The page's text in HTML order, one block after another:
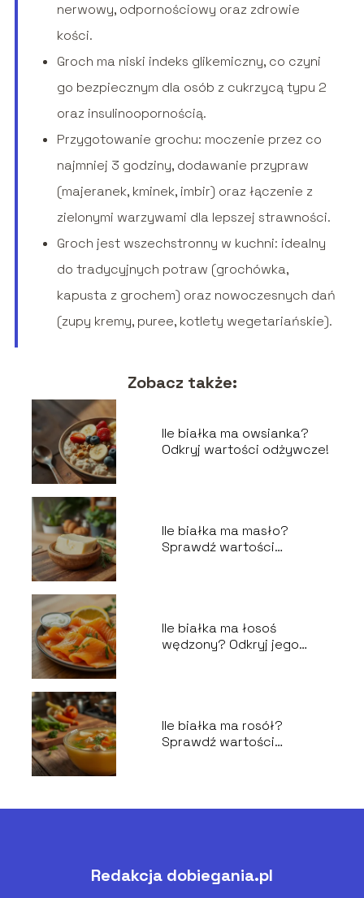
nerwowy, odpornościowy oraz zdrowie
kości.
Groch ma niski indeks glikemiczny, co czyni
go bezpiecznym dla osób z cukrzycą typu 2
oraz insulinoopornością.
Przygotowanie grochu: moczenie przez co
najmniej 3 godziny, dodawanie przypraw
(majeranek, kminek, imbir) oraz łączenie z
zielonymi warzywami dla lepszej strawności.
Groch jest wszechstronny w kuchni: idealny
do tradycyjnych potraw (grochówka,
kapusta z grochem) oraz nowoczesnych dań
(zupy kremy, puree, kotlety wegetariańskie).
Zobacz także:
Ile białka ma owsianka?
Odkryj wartości odżywcze!
Ile białka ma masło?
Sprawdź wartości
Ile białka ma łosoś
wędzony? Odkryj jego
Ile białka ma rosół?
Sprawdź wartości
Redakcja dobiegania.pl